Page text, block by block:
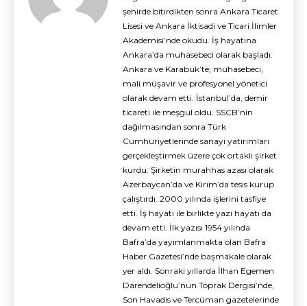
şehirde bitirdikten sonra Ankara Ticaret
Lisesi ve Ankara İktisadi ve Ticari İlimler
Akademisi’nde okudu. İş hayatına
Ankara’da muhasebeci olarak başladı.
Ankara ve Karabük’te; muhasebeci,
mali müşavir ve profesyonel yönetici
olarak devam etti. İstanbul’da, demir
ticareti ile meşgul oldu. SSCB’nin
dağılmasından sonra Türk
Cumhuriyetlerinde sanayi yatırımları
gerçekleştirmek üzere çok ortaklı şirket
kurdu. Şirketin murahhas azası olarak
Azerbaycan’da ve Kırım’da tesis kurup
çalıştırdı. 2000 yılında işlerini tasfiye
etti. İş hayatı ile birlikte yazı hayatı da
devam etti. İlk yazısı 1954 yılında
Bafra’da yayımlanmakta olan Bafra
Haber Gazetesi’nde başmakale olarak
yer aldı. Sonraki yıllarda İlhan Egemen
Darendelioğlu’nun Toprak Dergisi’nde,
Son Havadis ve Tercüman gazetelerinde